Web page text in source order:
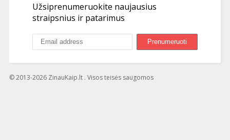
Užsiprenumeruokite naujausius
straipsnius ir patarimus
© 2013-2026 ZinauKaip.lt . Visos teisės saugomos